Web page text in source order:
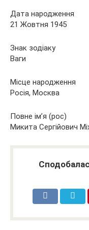
Дата народження
21 Жовтня 1945
Знак зодіаку
Ваги
Місце народження
Росія, Москва
Повне ім’я (рос)
Микита Сергійович